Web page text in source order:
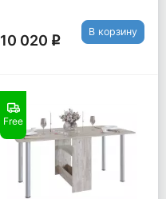
10 020 q
В корзину
Free